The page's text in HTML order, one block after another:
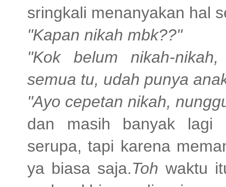
sringkali menanyakan hal
"Kapan nikah mbk??"
"Kok belum nikah-
semua tu, udah punya
"Ayo cepetan nikah,
dan masih banyak lagi
serupa, tapi karena
ya biasa saja.Tohwaktu